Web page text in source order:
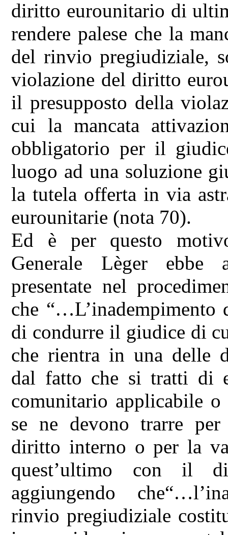
diritto eurounitario di
rendere palese che la
del rinvio pregiudiziale,
violazione del diritto
il presupposto della
cui la mancata
obbligatorio per il
luogo ad una soluzione
la tutela offerta in via
eurounitarie (nota 70).
Ed è per questo
Generale Lèger ebbe
presentate nel
che
di condurre il giudice di
che rientra in una delle
dal fatto che si tratti di
comunitario applicabile o
se ne devono trarre per
diritto interno o per la
quest’ultimo con il
aggiungendo
rinvio pregiudiziale